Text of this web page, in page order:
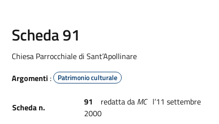
Scheda 91
Chiesa Parrocchiale di Sant’Apollinare
Argomenti : Patrimonio culturale
Scheda n. 91 redatta da MC l’11 settembre
2000